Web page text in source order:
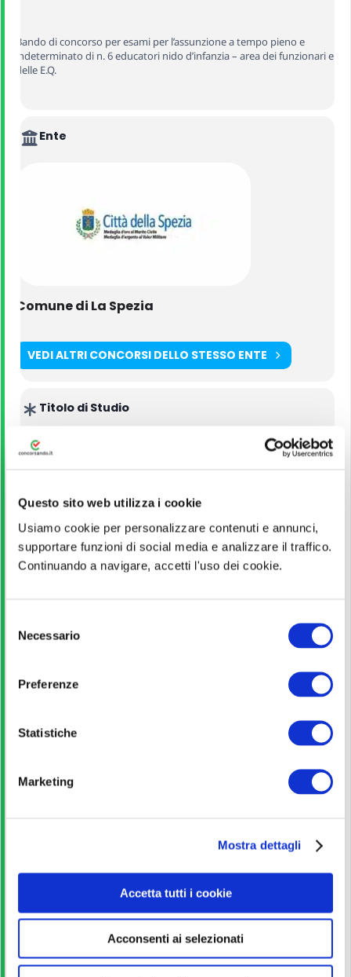
Questo sito web utilizza i cookie
Usiamo cookie per personalizzare contenuti e annunci,
supportare funzioni di social media e analizzare il traffico.
Continuando a navigare, accetti l'uso dei cookie.
Necessario
Preferenze
Statistiche
Marketing
Mostra dettagli
Accetta tutti i cookie
Acconsenti ai selezionati
Bando di concorso per esami per l’assunzione a tempo pieno e
indeterminato di n. 6 educatori nido d’infanzia – area dei funzionari e
delle E.Q.
Ente
Comune di La Spezia
VEDI ALTRI CONCORSI DELLO STESSO ENTE
Titolo di Studio
Laurea
Leggi
Scopri di più
Bando di concorso
Scarica
Guida allo studio